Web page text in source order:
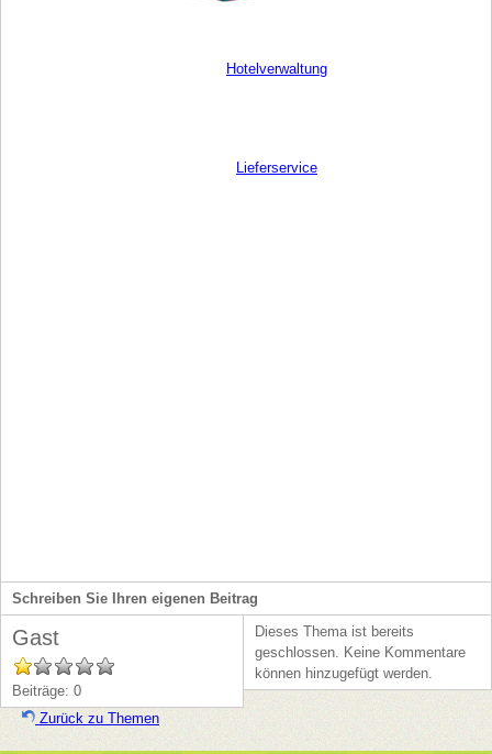
Hotelverwaltung
Schreiben Sie Ihren eigenen Beitrag
Gast
Beiträge: 0
Dieses Thema ist bereits
geschlossen. Keine Kommentare
können hinzugefügt werden.
Zurück zu Themen